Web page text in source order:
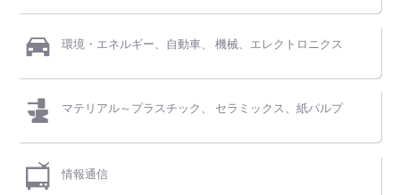
環境・エネルギー、自動車、 機械、エレクトロニクス
マテリアル～プラスチック、 セラミックス、紙パルプ
情報通信